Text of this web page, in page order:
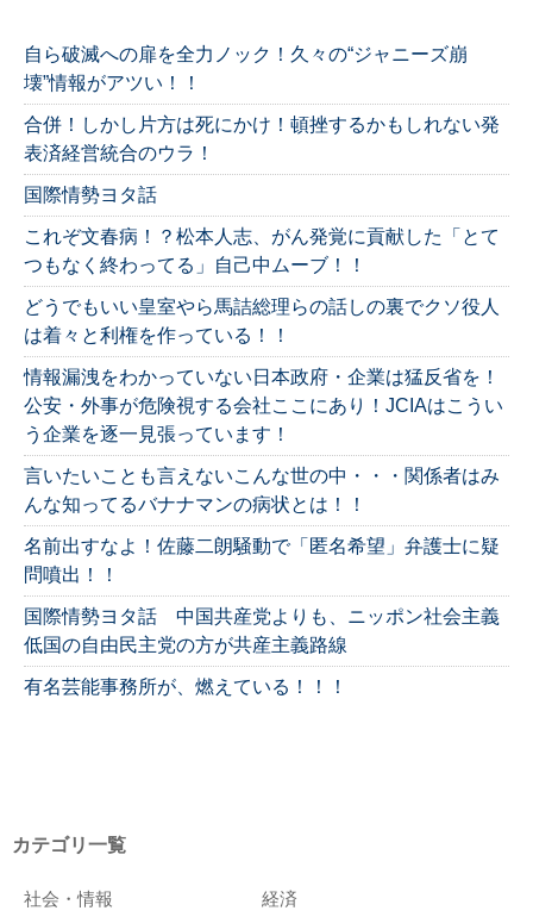
自ら破滅への扉を全力ノック！久々の“ジャニーズ崩
壊”情報がアツい！！
合併！しかし片方は死にかけ！頓挫するかもしれない発
表済経営統合のウラ！
国際情勢ヨタ話
これぞ文春病！？松本人志、がん発覚に貢献した「とて
つもなく終わってる」自己中ムーブ！！
どうでもいい皇室やら馬詰総理らの話しの裏でクソ役人
は着々と利権を作っている！！
情報漏洩をわかっていない日本政府・企業は猛反省を！
公安・外事が危険視する会社ここにあり！JCIAはこうい
う企業を逐一見張っています！
言いたいことも言えないこんな世の中・・・関係者はみ
んな知ってるバナナマンの病状とは！！
名前出すなよ！佐藤二朗騒動で「匿名希望」弁護士に疑
問噴出！！
国際情勢ヨタ話 中国共産党よりも、ニッポン社会主義
低国の自由民主党の方が共産主義路線
有名芸能事務所が、燃えている！！！
カテゴリ一覧
社会・情報 経済